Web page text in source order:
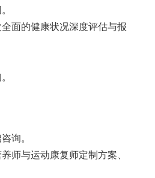
面的健康状况深度评估与报
询。
与运动康复师定制方案、